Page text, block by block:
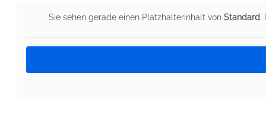
Sie sehen gerade einen Platzhalterinhalt von Standard.